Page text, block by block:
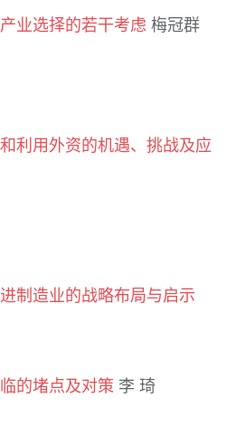
业选择的若干考虑 梅冠群
利用外资的机遇、挑战及应
制造业的战略布局与启示
的堵点及对策 李 琦